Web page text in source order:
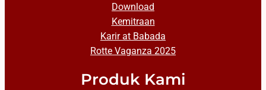
Download
Kemitraan
Karir at Babada
Rotte Vaganza 2025
Produk Kami